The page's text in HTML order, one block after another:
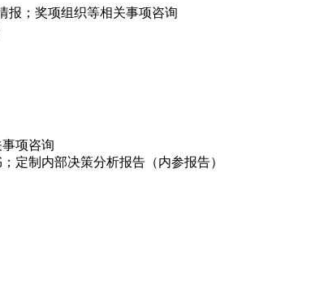
报；奖项组织等相关事项咨询
项咨询
定制内部决策分析报告（内参报告）